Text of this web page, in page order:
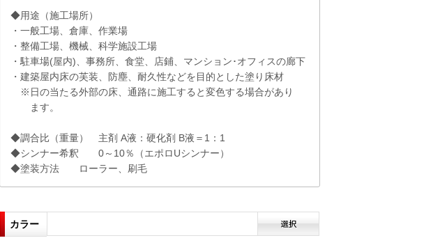
◆用途（施工場所）
・一般工場、倉庫、作業場
・整備工場、機械、科学施設工場
・駐車場(屋内)、事務所、食堂、店鋪、マンション･オフィスの廊下
・建築屋内床の芙装、防塵、耐久性などを目的とした塗り床材
※日の当たる外部の床、通路に施工すると変色する場合があり
ます。
◆調合比（重量） 主剤 A液：硬化剤 B液＝1：1
◆シンナー希釈 0～10％（エポロUシンナー）
◆塗装方法 ローラー、刷毛
カラー